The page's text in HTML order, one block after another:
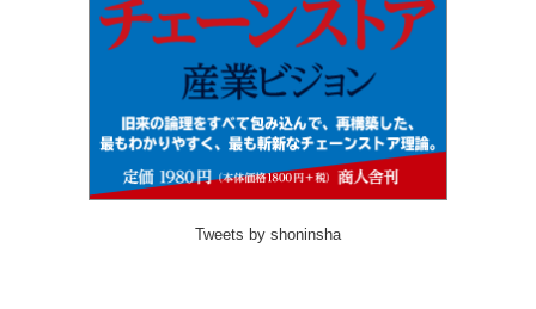
Tweets by shoninsha